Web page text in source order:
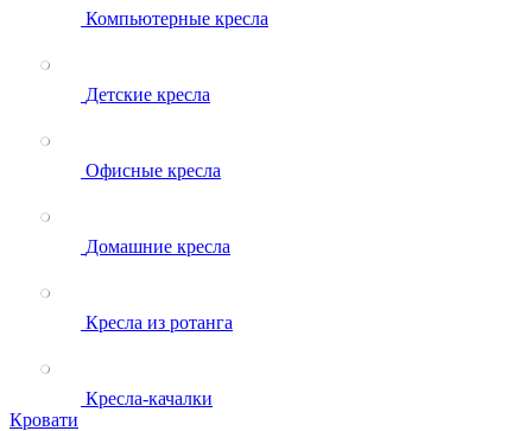
Компьютерные кресла
Детские кресла
Офисные кресла
Домашние кресла
Кресла из ротанга
Кресла-качалки
Кровати